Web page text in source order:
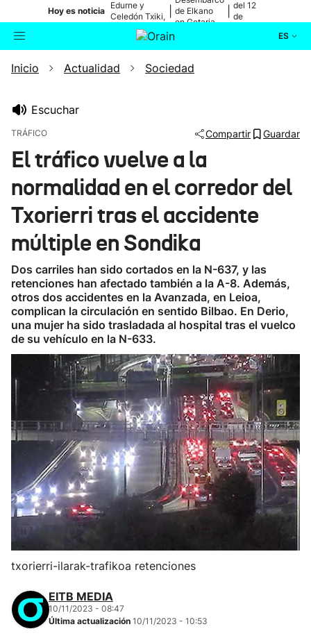
Hoy es noticia
Edurne y
Celedón Txiki,
en directo
de Elkano
en Getaria
del 12
de
ES
Buscador Actualidad
Ikusmiran
Eguraldia
Inicio Actualidad Sociedad
Escuchar
TRÁFICO Compartir Guardar
El tráfico vuelve a la
normalidad en el corredor del
Txorierri tras el accidente
múltiple en Sondika
Dos carriles han sido cortados en la N-637, y las
retenciones han afectado también a la A-8. Además,
otros dos accidentes en la Avanzada, en Leioa,
complican la circulación en sentido Bilbao. En Derio,
una mujer ha sido trasladada al hospital tras el vuelco
de su vehículo en la N-633.
txorierri-ilarak-trafikoa retenciones
EITB MEDIA
10/11/2023 - 08:47
Última actualización 10/11/2023 - 10:53